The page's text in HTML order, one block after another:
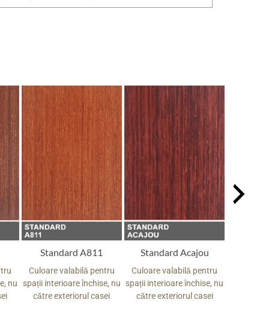
nu
Standard A811
Culoare valabilă pentru
spații interioare închise, nu
către exteriorul casei
Standard Acajou
Culoare valabilă pentru
spații interioare închise, nu
către exteriorul casei